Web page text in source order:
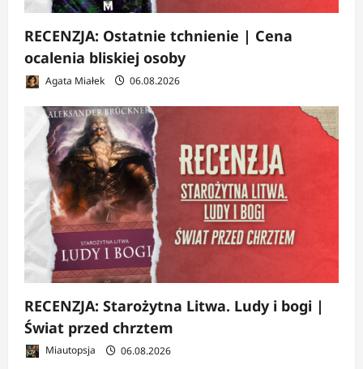
RECENZJA: Ostatnie tchnienie | Cena
ocalenia bliskiej osoby
Agata Miałek 06.08.2026
RECENZJA: Starożytna Litwa. Ludy i bogi |
Świat przed chrztem
Miautopsja 06.08.2026